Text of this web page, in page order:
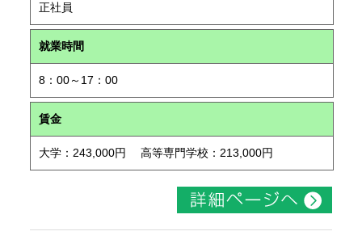
正社員
就業時間
8：00～17：00
賃金
大学：243,000円 高等専門学校：213,000円